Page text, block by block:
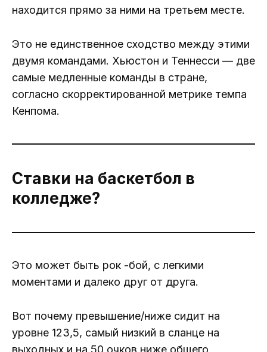
находится прямо за ними на третьем месте.
Это не единственное сходство между этими
двумя командами. Хьюстон и Теннесси — две
самые медленные команды в стране,
согласно скорректированной метрике темпа
Кенпома.
Ставки на баскетбол в
колледже?
Это может быть рок -бой, с легкими
моментами и далеко друг от друга.
Вот почему превышение/ниже сидит на
уровне 123,5, самый низкий в сланце на
выходных и на 50 очков ниже общего